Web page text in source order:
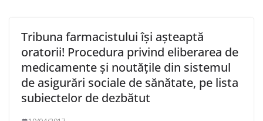
Tribuna farmacistului își așteaptă
oratorii! Procedura privind eliberarea de
medicamente și noutățile din sistemul
de asigurări sociale de sănătate, pe lista
subiectelor de dezbătut